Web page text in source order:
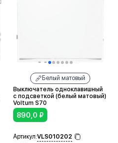
Белый матовый
Выключатель одноклавишный
с подсветкой (белый матовый)
Voltum S70
890,0 ₽
Артикул:VLS010202